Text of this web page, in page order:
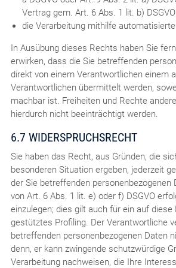
Vertrag gem. Art. 6 Abs. 1 lit. b)
die Verarbeitung mithilfe
In Ausübung dieses Rechts haben Sie
erwirken, dass die Sie betreffenden
direkt von einem Verantwortlichen einem
Verantwortlichen übermittelt werden,
machbar ist. Freiheiten und Rechte
hierdurch nicht beeinträchtigt werden.
6.7 WIDERSPRUCHSRECHT
Sie haben das Recht, aus Gründen, die
besonderen Situation ergeben, jederzeit
der Sie betreffenden personenbezogenen
von Art. 6 Abs. 1 lit. e) oder f) DSGVO
einzulegen; dies gilt auch für ein auf diese
gestütztes Profiling. Der Verantwortliche
betreffenden personenbezogenen Daten
denn, er kann zwingende schutzwürdige
Verarbeitung nachweisen, die Ihre